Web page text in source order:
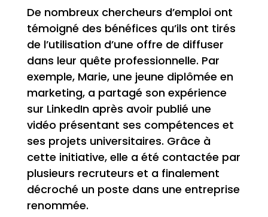
De nombreux chercheurs d’emploi ont
témoigné des bénéfices qu’ils ont tirés
de l’utilisation d’une offre de diffuser
dans leur quête professionnelle. Par
exemple, Marie, une jeune diplômée en
marketing, a partagé son expérience
sur LinkedIn après avoir publié une
vidéo présentant ses compétences et
ses projets universitaires. Grâce à
cette initiative, elle a été contactée par
plusieurs recruteurs et a finalement
décroché un poste dans une entreprise
renommée.